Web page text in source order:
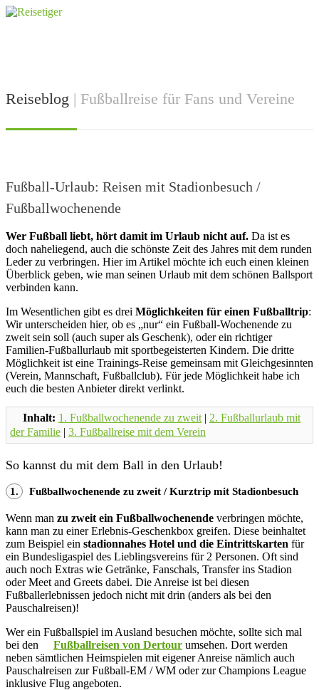
Reiseblog | Fußballreise für Fans und Vereine
Fußball-Urlaub: Reisen mit Stadionbesuch /
Fußballwochenende
Wer Fußball liebt, hört damit im Urlaub nicht auf. Da ist es
doch naheliegend, auch die schönste Zeit des Jahres mit dem runden
Leder zu verbringen. Hier im Artikel möchte ich euch einen kleinen
Überblick geben, wie man seinen Urlaub mit dem schönen Ballsport
verbinden kann.
Im Wesentlichen gibt es drei Möglichkeiten für einen Fußballtrip:
Wir unterscheiden hier, ob es „nur“ ein Fußball-Wochenende zu
zweit sein soll (auch super als Geschenk), oder ein richtiger
Familien-Fußballurlaub mit sportbegeisterten Kindern. Die dritte
Möglichkeit ist eine Trainings-Reise gemeinsam mit Gleichgesinnten
(Verein, Mannschaft, Fußballclub). Für jede Möglichkeit habe ich
euch die besten Anbieter direkt verlinkt.
Inhalt: 1. Fußballwochenende zu zweit | 2. Fußballurlaub mit
der Familie | 3. Fußballreise mit dem Verein
So kannst du mit dem Ball in den Urlaub!
1. Fußballwochenende zu zweit / Kurztrip mit Stadionbesuch
Wenn man zu zweit ein Fußballwochenende verbringen möchte,
kann man zu einer Erlebnis-Geschenkbox greifen. Diese beinhaltet
zum Beispiel ein stadionnahes Hotel und die Eintrittskarten für
ein Bundesligaspiel des Lieblingsvereins für 2 Personen. Oft sind
auch noch Extras wie Getränke, Fanschals, Transfer ins Stadion
oder Meet and Greets dabei. Die Anreise ist bei diesen
Fußballerlebnissen jedoch nicht mit drin (anders als bei den
Pauschalreisen)!
Wer ein Fußballspiel im Ausland besuchen möchte, sollte sich mal
bei den
Fußballreisen von Dertour umsehen. Dort werden
neben sämtlichen Heimspielen mit eigener Anreise nämlich auch
Pauschalreisen zur Fußball-EM / WM oder zur Champions League
inklusive Flug angeboten.